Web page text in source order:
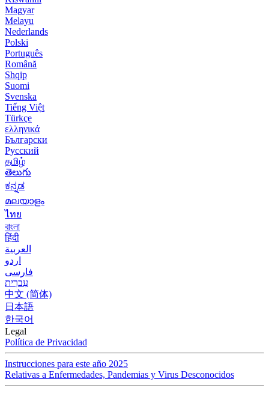
Magyar
Melayu
Nederlands
Polski
Português
Română
Shqip
Suomi
Svenska
Tiếng Việt
Türkçe
ελληνικά
Български
Русский
தமிழ்
తెలుగు
ಕನ್ನಡ
മലയാളം
ไทย
বাংলা
हिंदी
العربية
اردو
فارسی
עִברִית
中文 (简体)
日本語
한국어
Legal
Política de Privacidad
Instrucciones para este año 2025
Relativas a Enfermedades, Pandemias y Virus Desconocidos